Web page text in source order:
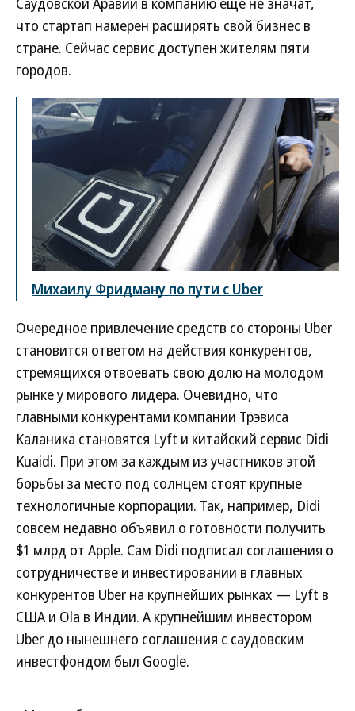
что стартап намерен расширять свой бизнес в
стране. Сейчас сервис доступен жителям пяти
городов.
Михаилу Фридману по пути с Uber
Очередное привлечение средств со стороны Uber
становится ответом на действия конкурентов,
стремящихся отвоевать свою долю на молодом
рынке у мирового лидера. Очевидно, что
главными конкурентами компании Трэвиса
Каланика становятся Lyft и китайский сервис Didi
Kuaidi. При этом за каждым из участников этой
борьбы за место под солнцем стоят крупные
технологичные корпорации. Так, например, Didi
совсем недавно объявил о готовности получить
$1 млрд от Apple. Сам Didi подписал соглашения о
сотрудничестве и инвестировании в главных
конкурентов Uber на крупнейших рынках — Lyft в
США и Ola в Индии. А крупнейшим инвестором
Uber до нынешнего соглашения с саудовским
инвестфондом был Google.